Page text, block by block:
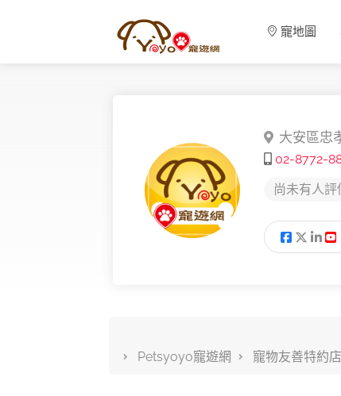
寵地圖
大安區忠
02-8772-
尚未有人評
Petsyoyo寵遊網 寵物友善特約店